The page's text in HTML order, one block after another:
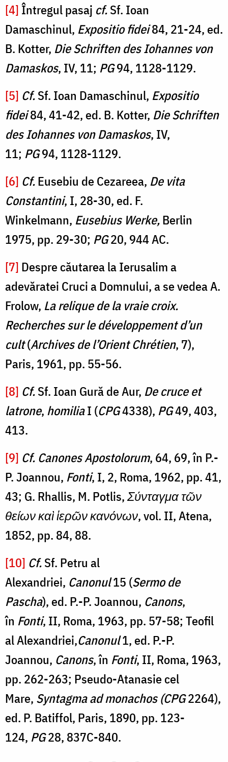
[4]Întregul pasaj cf.Sf. Ioan
Damaschinul, Expositio fidei84, 21-24, ed.
B. Kotter, Die Schriften des Iohannes von
Damaskos, IV, 11; PG94, 1128-1129.
[5] Cf.Sf. Ioan Damaschinul, Expositio
fidei84, 41-42, ed. B. Kotter, Die Schriften
des Iohannes von Damaskos, IV,
11; PG94, 1128-1129.
[6] Cf.Eusebiu de Cezareea, De vita
Constantini, I, 28-30, ed. F.
Winkelmann, Eusebius Werke,Berlin
1975, pp. 29-30; PG20, 944 AC.
[7] Despre căutarea la Ierusalim a
adevăratei Cruci a Domnului, a se vedea A.
Frolow, La relique de la vraie croix.
Recherches sur le développement d’un
cult(Archives de l’Orient Chrétien, 7),
Paris, 1961, pp. 55-56.
[8] Cf.Sf. Ioan Gură de Aur, De cruce et
latrone, homiliaI (CPG4338), PG49, 403,
413.
[9] Cf. Canones Apostolorum, 64, 69, în P.-
P. Joannou, Fonti, I, 2, Roma, 1962, pp. 41,
43; G. Rhallis, M. Potlis,Σύνταγμα τῶν
θείων καὶ ἱερῶν κανόνων, vol. II, Atena,
1852, pp. 84, 88.
[10] Cf.Sf. Petru al
Alexandriei, Canonul15 (Sermo de
Pascha), ed. P.-P. Joannou, Canons,
în Fonti, II, Roma, 1963, pp. 57-58; Teofil
al Alexandriei,Canonul1, ed. P.-P.
Joannou, Canons, în Fonti, II, Roma, 1963,
pp. 262-263; Pseudo-Atanasie cel
Mare, Syntagma ad monachos (CPG2264),
ed. P. Batiffol, Paris, 1890, pp. 123-
124, PG28, 837C-840.